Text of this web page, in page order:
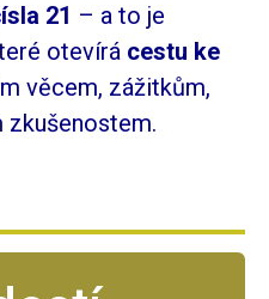
21 – a to je
otevírá cestu ke
věcem, zážitkům,
zkušenostem.